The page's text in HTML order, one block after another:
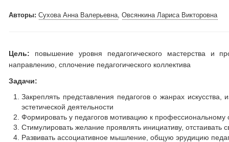
Авторы:Сухова Анна Валерьевна,Овсянкина Лариса Викторовна
Цель: повышение уровня педагогического мастерства и
направлению, сплочение педагогического коллектива
Задачи:
Закреплять представления педагогов о жанрах
эстетической деятельности
Формировать у педагогов мотивацию к
Стимулировать желание проявлять инициативу, отстаивать
Развивать ассоциативное мышление, общую эрудицию